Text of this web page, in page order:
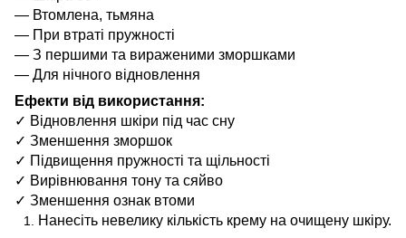
— Втомлена, тьмяна
— При втраті пружності
— З першими та вираженими зморшками
— Для нічного відновлення
Ефекти від використання:
✓ Відновлення шкіри під час сну
✓ Зменшення зморшок
✓ Підвищення пружності та щільності
✓ Вирівнювання тону та сяйво
✓ Зменшення ознак втоми
Нанесіть невелику кількість крему на очищену шкіру.